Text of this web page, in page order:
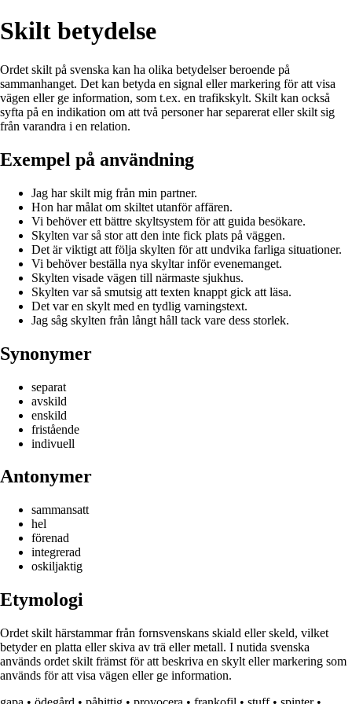
Skilt betydelse
Ordet skilt på svenska kan ha olika betydelser beroende på
sammanhanget. Det kan betyda en signal eller markering för att visa
vägen eller ge information, som t.ex. en trafikskylt. Skilt kan också
syfta på en indikation om att två personer har separerat eller skilt sig
från varandra i en relation.
Exempel på användning
Jag har skilt mig från min partner.
Hon har målat om skiltet utanför affären.
Vi behöver ett bättre skyltsystem för att guida besökare.
Skylten var så stor att den inte fick plats på väggen.
Det är viktigt att följa skylten för att undvika farliga situationer.
Vi behöver beställa nya skyltar inför evenemanget.
Skylten visade vägen till närmaste sjukhus.
Skylten var så smutsig att texten knappt gick att läsa.
Det var en skylt med en tydlig varningstext.
Jag såg skylten från långt håll tack vare dess storlek.
Synonymer
separat
avskild
enskild
fristående
indivuell
Antonymer
sammansatt
hel
förenad
integrerad
oskiljaktig
Etymologi
Ordet skilt härstammar från fornsvenskans skiald eller skeld, vilket
betyder en platta eller skiva av trä eller metall. I nutida svenska
används ordet skilt främst för att beskriva en skylt eller markering som
används för att visa vägen eller ge information.